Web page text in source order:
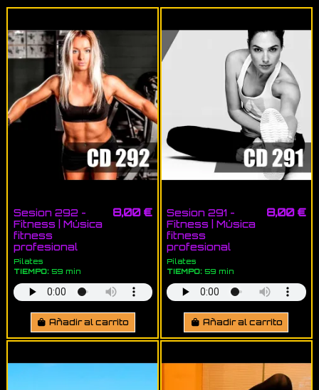
Sesion 292 -
Fitness | Música
fitness
profesional
Pilates
TIEMPO:59 min
8,00 €
Añadir al carrito
Sesion 291 -
Fitness | Música
fitness
profesional
Pilates
TIEMPO: 59 min
8,00 €
Añadir al carrito